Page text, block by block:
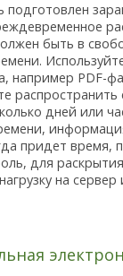
быть в
например PDF-
дней или
придет время,
для
на сервер